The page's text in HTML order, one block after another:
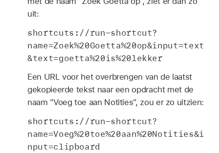
uit:
shortcuts://run-shortcut?
name=Zoek%20Goetta%20op&input=text
&text=goetta%20is%20lekker
Een URL voor het overbrengen van de laatst
gekopieerde tekst naar een opdracht met de
naam "Voeg toe aan Notities", zou er zo uitzien:
shortcuts://run-shortcut?
name=Voeg%20toe%20aan%20Notities&i
nput=clipboard